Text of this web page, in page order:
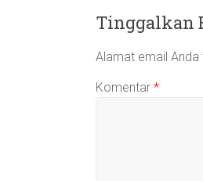
Tinggalkan
Alamat email Anda
Komentar *